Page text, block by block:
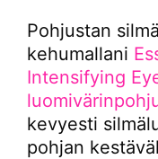
Pohjustan
kehumallani
Intensifying
kevyesti
pohjan